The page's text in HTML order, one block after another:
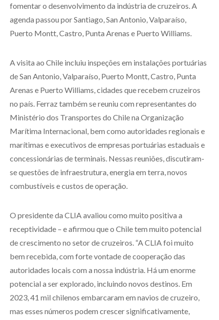
fomentar o desenvolvimento da indústria de cruzeiros. A
agenda passou por Santiago, San Antonio, Valparaíso,
Puerto Montt, Castro, Punta Arenas e Puerto Williams.
A visita ao Chile incluiu inspeções em instalações portuárias
de San Antonio, Valparaíso, Puerto Montt, Castro, Punta
Arenas e Puerto Williams, cidades que recebem cruzeiros
no país. Ferraz também se reuniu com representantes do
Ministério dos Transportes do Chile na Organização
Marítima Internacional, bem como autoridades regionais e
marítimas e executivos de empresas portuárias estaduais e
concessionárias de terminais. Nessas reuniões, discutiram-
se questões de infraestrutura, energia em terra, novos
combustíveis e custos de operação.
O presidente da CLIA avaliou como muito positiva a
receptividade – e afirmou que o Chile tem muito potencial
de crescimento no setor de cruzeiros. “A CLIA foi muito
bem recebida, com forte vontade de cooperação das
autoridades locais com a nossa indústria. Há um enorme
potencial a ser explorado, incluindo novos destinos. Em
2023, 41 mil chilenos embarcaram em navios de cruzeiro,
mas esses números podem crescer significativamente,